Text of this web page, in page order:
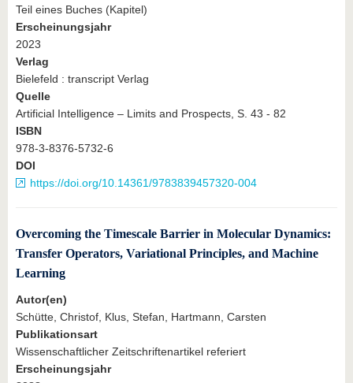
Teil eines Buches (Kapitel)
Erscheinungsjahr
2023
Verlag
Bielefeld : transcript Verlag
Quelle
Artificial Intelligence – Limits and Prospects, S. 43 - 82
ISBN
978-3-8376-5732-6
DOI
https://doi.org/10.14361/9783839457320-004
Overcoming the Timescale Barrier in Molecular Dynamics:
Transfer Operators, Variational Principles, and Machine
Learning
Autor(en)
Schütte, Christof, Klus, Stefan, Hartmann, Carsten
Publikationsart
Wissenschaftlicher Zeitschriftenartikel referiert
Erscheinungsjahr